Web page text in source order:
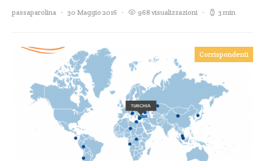
passaparolina 30 Maggio 2016 968 visualizzazioni 3 min
Corrispondenti